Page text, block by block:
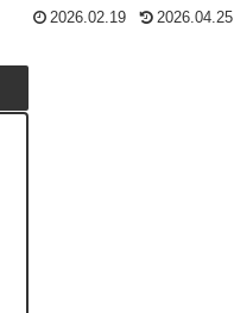
2026.02.19 2026.04.25